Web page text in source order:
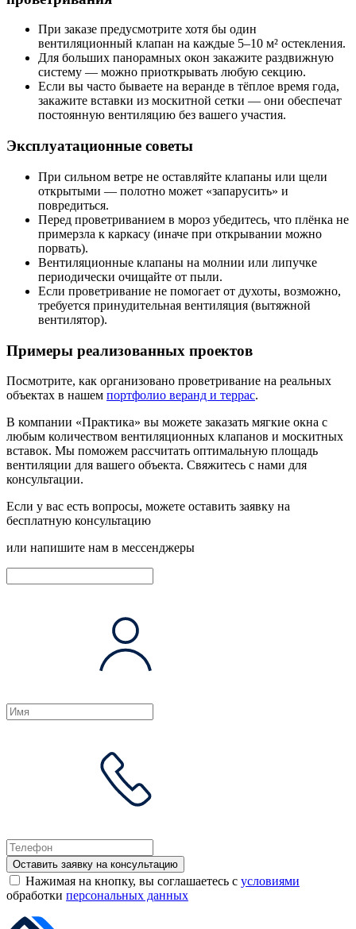
При заказе предусмотрите хотя бы один
вентиляционный клапан на каждые 5–10 м² остекления.
Для больших панорамных окон закажите раздвижную
систему — можно приоткрывать любую секцию.
Если вы часто бываете на веранде в тёплое время года,
закажите вставки из москитной сетки — они обеспечат
постоянную вентиляцию без вашего участия.
Эксплуатационные советы
При сильном ветре не оставляйте клапаны или щели
открытыми — полотно может «запарусить» и
повредиться.
Перед проветриванием в мороз убедитесь, что плёнка не
примерзла к каркасу (иначе при открывании можно
порвать).
Вентиляционные клапаны на молнии или липучке
периодически очищайте от пыли.
Если проветривание не помогает от духоты, возможно,
требуется принудительная вентиляция (вытяжной
вентилятор).
Примеры реализованных проектов
Посмотрите, как организовано проветривание на реальных
объектах в нашем портфолио веранд и террас.
В компании «Практика» вы можете заказать мягкие окна с
любым количеством вентиляционных клапанов и москитных
вставок. Мы поможем рассчитать оптимальную площадь
вентиляции для вашего объекта. Свяжитесь с нами для
консультации.
Если у вас есть вопросы, можете оставить заявку на
бесплатную консультацию
или напишите нам в мессенджеры
Оставить заявку на консультацию
Нажимая на кнопку, вы соглашаетесь с условиями
обработки персональных данных